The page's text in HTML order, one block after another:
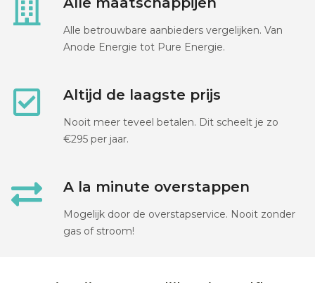
Alle betrouwbare aanbieders vergelijken. Van
Anode Energie tot Pure Energie.
Altijd de laagste prijs
Nooit meer teveel betalen. Dit scheelt je zo
€295 per jaar.
A la minute overstappen
Mogelijk door de overstapservice. Nooit zonder
gas of stroom!